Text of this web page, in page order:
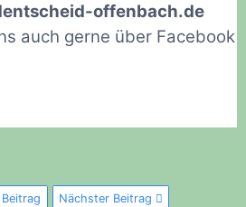
offenbach.de
auch gerne über Facebook
Nächster Beitrag